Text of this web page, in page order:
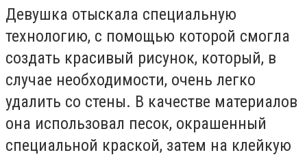
Девушка отыскала специальную
технологию, с помощью которой смогла
создать красивый рисунок, который, в
случае необходимости, очень легко
удалить со стены. В качестве материалов
она использовал песок, окрашенный
специальной краской, затем на клейкую